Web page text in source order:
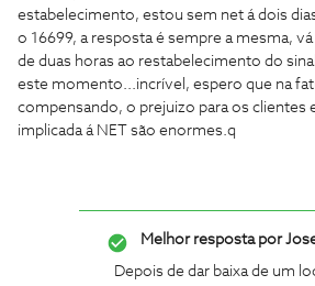
estabelecimento, estou sem net á dois
o 16699, a resposta é sempre a mesma,
de duas horas ao restabelecimento do
este momento...incrível, espero que na
compensando, o prejuizo para os clientes
implicada á NET são enormes.q
Melhor resposta por
Depois de dar baixa de um